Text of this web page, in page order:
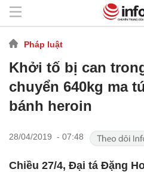
Pháp luật
Khởi tố bị can
chuyển 640kg ma
bánh heroin
28/04/2019 - 07:48
Chiều 27/4, Đại tá Đặng